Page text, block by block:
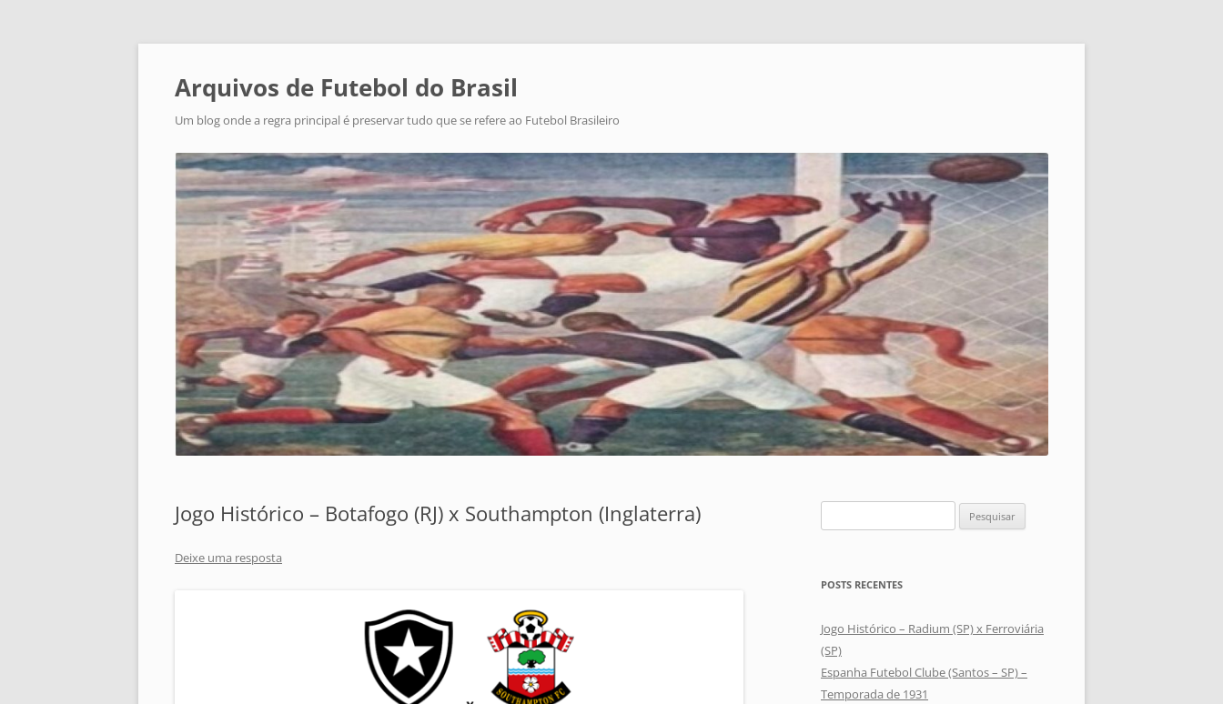
Arquivos de Futebol do Brasil
Um blog onde a regra principal é preservar tudo que se refere ao Futebol Brasileiro
Jogo Histórico – Botafogo (RJ) x Southampton (Inglaterra)
Deixe uma resposta
por:
POSTS RECENTES
Jogo Histórico – Radium (SP) x Ferroviária
(SP)
Espanha Futebol Clube (Santos – SP) –
Temporada de 1931